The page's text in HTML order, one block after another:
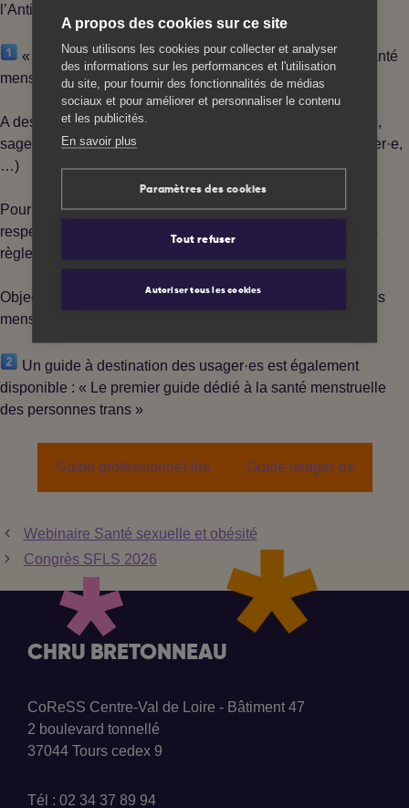
l’Antisémitisme et la Haine anti-LGBT) a conçu un guide :
« Accompagner les personnes menstruées LBTI* en santé
menstruelle »
A destination des professionnel·les de santé (gynécologue,
sage femme, endocrinologue, médecin généraliste, infirmier·e,
…)
Pour accompagner à prendre en soin, de manière
respectueuse et attentive, les personnes LBTI qui ont leurs
règles et des besoins spécifiques.
Objectif : Sensibiliser aux enjeux d’inclusion des personnes
menstruées LBTI
Un guide à destination des usager·es est également
disponible : « Le premier guide dédié à la santé menstruelle
des personnes trans »
Guide professionnel·les Guide usager·es
Webinaire Santé sexuelle et obésité
Congrès SFLS 2026
CHRU BRETONNEAU
CoReSS Centre-Val de Loire - Bâtiment 47
2 boulevard tonnellé
37044 Tours cedex 9
Tél : 02 34 37 89 94
A propos des cookies sur ce site
Nous utilisons les cookies pour collecter et analyser
des informations sur les performances et l'utilisation
du site, pour fournir des fonctionnalités de médias
sociaux et pour améliorer et personnaliser le contenu
et les publicités.
En savoir plus
Paramètres des cookies
Tout refuser
Autoriser tous les cookies